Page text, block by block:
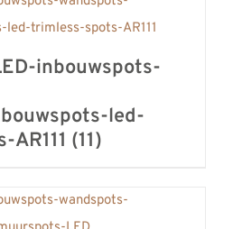
inbouwspots-
led-
(11)